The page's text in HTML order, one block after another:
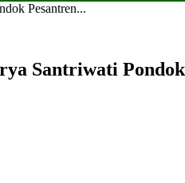
Pesantren...
Santriwati